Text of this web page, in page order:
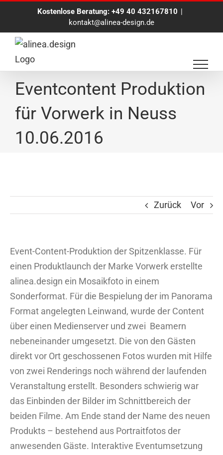
springen
Kostenlose Beratung: +49 40 432167810 |
kontakt@alinea-design.de
Fotomosaik
Eventcontent Produktion
für Vorwerk in Neuss
10.06.2016
Zurück Vor
Event-Content-Produktion der Spitzenklasse. Für
einen Produktlaunch der Marke Vorwerk erstellte
alinea.design ein Mosaikfoto in einem
Sonderformat. Für die Bespielung der im Panorama
Format angelegten Leinwand, wurde der Content
über einen Medienserver und zwei Beamern
nebeneinander umgesetzt. Die von den Gästen
direkt vor Ort geschossenen Fotos wurden mit Hilfe
von zwei Renderings noch während der laufenden
Veranstaltung erstellt. Besonders schwierig war
das Einbinden der Bilder im Schnittbereich der
beiden Filme. Am Ende stand der Name des neuen
Produkts – bestehend aus Portraitfotos der
anwesenden Gäste. Interaktive Eventumsetzung